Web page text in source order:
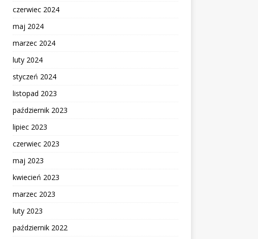
czerwiec 2024
maj 2024
marzec 2024
luty 2024
styczeń 2024
listopad 2023
październik 2023
lipiec 2023
czerwiec 2023
maj 2023
kwiecień 2023
marzec 2023
luty 2023
październik 2022